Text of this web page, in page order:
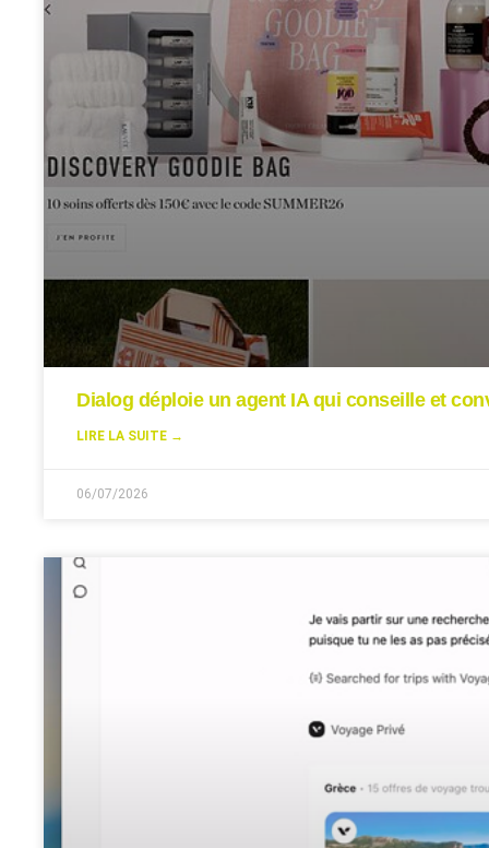
Dialog déploie un agent IA qui conseille et
LIRE LA SUITE →
06/07/2026